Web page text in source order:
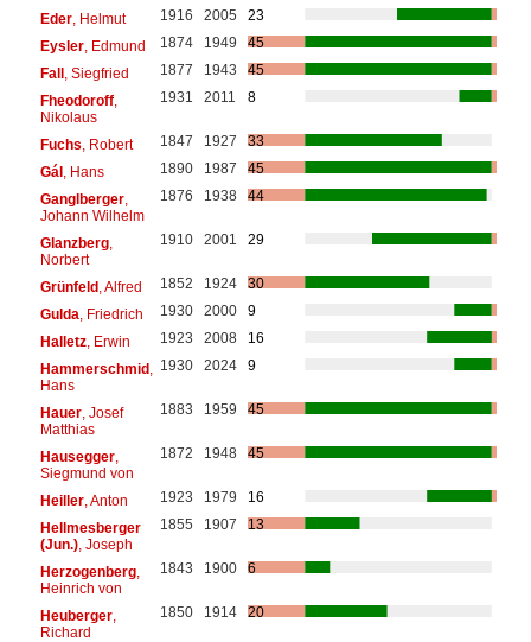
Eder, Helmut 1916 2005
23
Eysler, Edmund 1874 1949
45
Fall, Siegfried 1877 1943
45
Fheodoroff,
Nikolaus
1931 2011 8
Fuchs , Robert 1847 1927
33
Gál, Hans 1890 1987
45
Ganglberger,
Johann Wilhelm
1876 1938 44
Glanzberg,
Norbert
1910 2001 29
Grünfeld, Alfred 1852 1924
30
Gulda , Friedrich 1930 2000
9
Halletz, Erwin 1923 2008
16
Hammerschmid,
Hans
1930 2024 9
Hauer, Josef
Matthias
1883 1959 45
Hausegger,
Siegmund von
1872 1948 45
Heiller, Anton 1923 1979
16
Hellmesberger
(Jun.), Joseph
1855 1907 13
Herzogenberg,
Heinrich von
1843 1900 6
Heuberger,
Richard
1850 1914 20